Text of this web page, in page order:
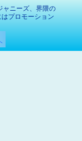
ャニーズ、界隈の
プロモーション